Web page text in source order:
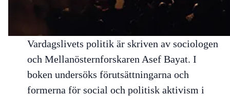
Vardagslivets politikär skriven av sociologen
och Mellanösternforskaren Asef Bayat. I
boken undersöks förutsättningarna och
formerna för social och politisk aktivism i